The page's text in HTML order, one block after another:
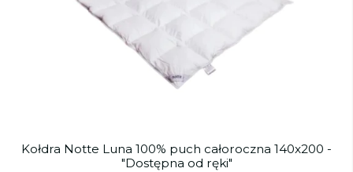
Kołdra Notte Luna 100% puch całoroczna 140x200 -
"Dostępna od ręki"